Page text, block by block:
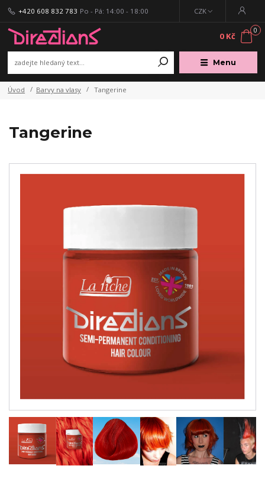
Menu
CZK
+420 608 832 783 Po - Pá: 14:00 - 18:00
0
0 Kč
Úvod Barvy na vlasy Tangerine
Tangerine